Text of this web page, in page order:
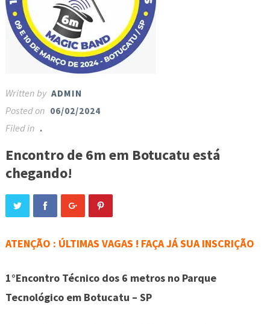
Written by ADMIN
Posted on 06/02/2024
Filed in .
Encontro de 6m em Botucatu está
chegando!
ATENÇÃO : ÚLTIMAS VAGAS ! FAÇA JÁ SUA INSCRIÇÃO
1°Encontro Técnico dos 6 metros no Parque
Tecnológico em Botucatu – SP